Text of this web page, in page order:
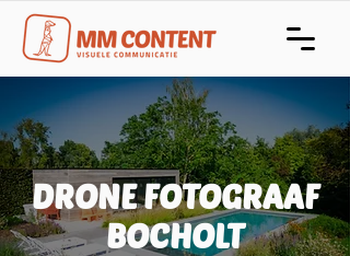
DRONE FOTOGRAAF
BOCHOLT